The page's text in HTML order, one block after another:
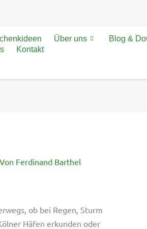
Über uns Blog &
Kontakt
Ferdinand Barthel
ob bei Regen, Sturm
Häfen erkunden oder